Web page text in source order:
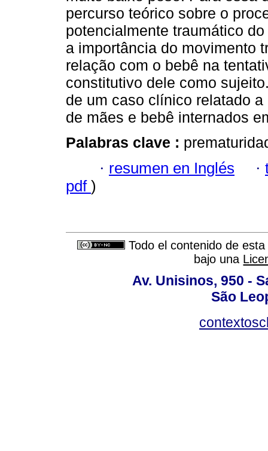
percurso teórico sobre o
potencialmente traumático
a importância do movimento
relação com o bebê na
constitutivo dele como
de um caso clínico relatado
de mães e bebê internados
Palabras clave :
· resumen en Inglés ·
pdf )
Todo el contenido de
bajo una
Av. Unisinos, 950 -
São